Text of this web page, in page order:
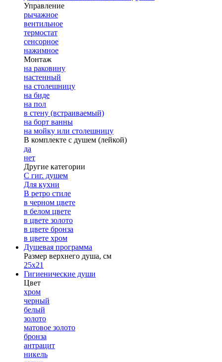
Управление
рычажное
вентильное
термостат
сенсорное
нажимное
Монтаж
на раковину
настенный
на столешницу
на биде
на пол
в стену (встраиваемый)
на борт ванны
на мойку или столешницу
В комплекте с душем (лейкой)
да
нет
Другие категории
С гиг. душем
Для кухни
В ретро стиле
в черном цвете
в белом цвете
в цвете золото
в цвете бронза
в цвете хром
Душевая программа
Размер верхнего душа, см
25х21
Гигиенические души
Цвет
хром
черный
белый
золото
матовое золото
бронза
антрацит
никель